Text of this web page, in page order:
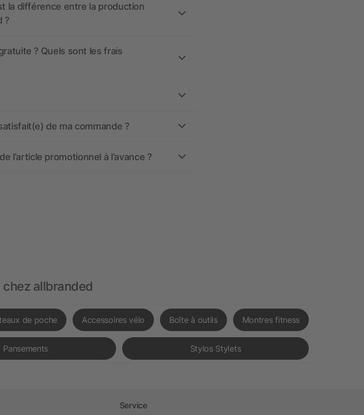
la différence entre la production
?
? Quels sont les frais
de ma commande ?
l’article promotionnel à l’avance ?
chez allbranded
de poche Accessoires vélo Boîte à outils Montres fitness
Pansements Stylos Stylets
Service